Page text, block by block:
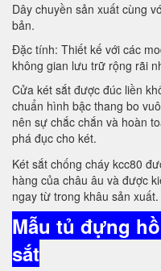
Dây chuyền sản xuất cùng
bản.
Đặc tính: Thiết kế với các
không gian lưu trữ rộng rãi
Cửa két sắt được đúc liền
chuẩn hình bậc thang bo
nên sự chắc chắn và hoàn
phá đục cho két.
Két sắt chống cháy kcc80
hàng của châu âu và được
ngay từ trong khâu sản xuất.
Mẫu tủ đựng
sắt